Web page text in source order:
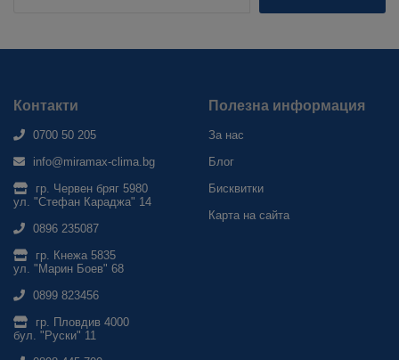
Контакти
0700 50 205
info@miramax-clima.bg
гр. Червен бряг 5980
ул. "Стефан Караджа" 14
0896 235087
гр. Кнежа 5835
ул. "Марин Боев" 68
0899 823456
гр. Пловдив 4000
бул. "Руски" 11
Полезна информация
За нас
Блог
Бисквитки
Карта на сайта